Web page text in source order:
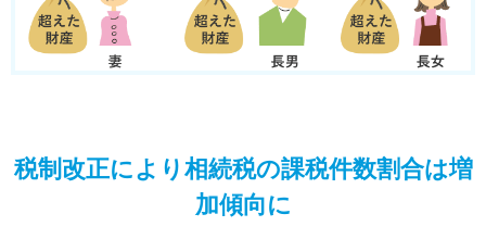
税制改正により相続税の課税件数割合は増
加傾向に